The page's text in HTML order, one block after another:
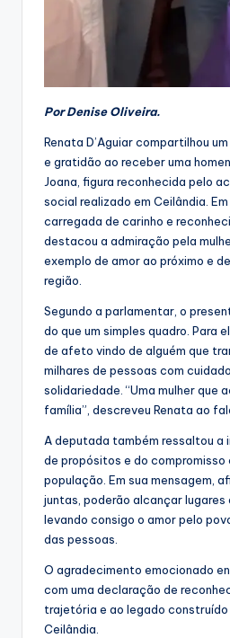
Por Denise Oliveira.
Renata D’Aguiar compartilhou
e gratidão ao receber uma
Joana, figura reconhecida pelo
social realizado em Ceilândia.
carregada de carinho e
destacou a admiração pela
exemplo de amor ao próximo e
região.
Segundo a parlamentar, o
do que um simples quadro. Para
de afeto vindo de alguém que
milhares de pessoas com
solidariedade. “Uma mulher que
família”, descreveu Renata ao
A deputada também ressaltou a
de propósitos e do
população. Em sua mensagem,
juntas, poderão alcançar lugares
levando consigo o amor pelo
das pessoas.
O agradecimento emocionado
com uma declaração de
trajetória e ao legado construído
Ceilândia.